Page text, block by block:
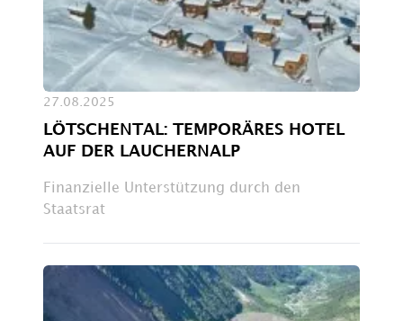
27.08.2025
LÖTSCHENTAL: TEMPORÄRES HOTEL
AUF DER LAUCHERNALP
Finanzielle Unterstützung durch den
Staatsrat